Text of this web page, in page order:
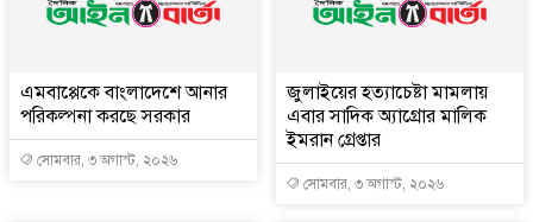
এমবাপ্পেকে বাংলাদেশে আনার
পরিকল্পনা করছে সরকার
সোমবার, ৩ অগাস্ট, ২০২৬
জুলাইয়ের হত্যাচেষ্টা মামলায়
এবার সাদিক অ্যাগ্রোর মালিক
ইমরান গ্রেপ্তার
সোমবার, ৩ অগাস্ট, ২০২৬